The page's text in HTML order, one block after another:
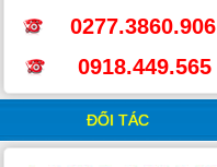
0277.3860.906
0918.449.565
ĐỐI TÁC